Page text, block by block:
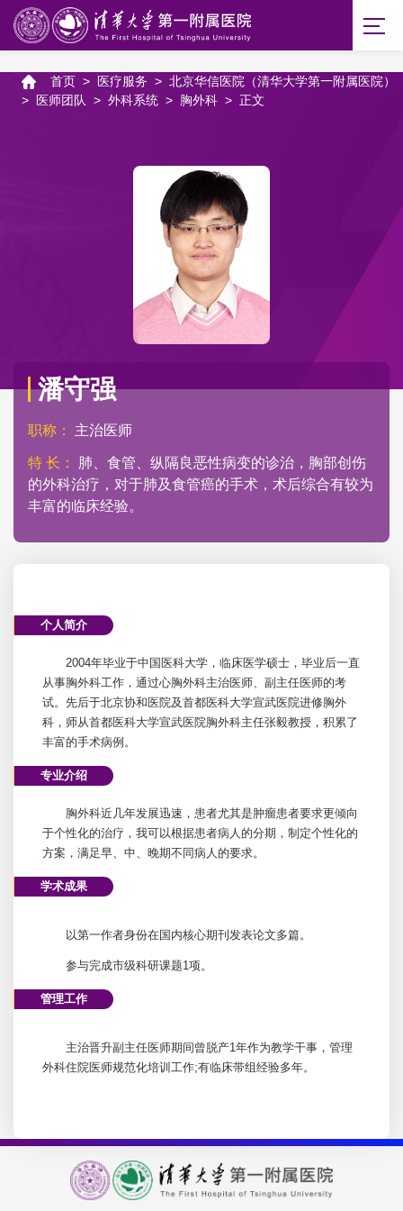
首页 > 医疗服务 > 北京华信医院（清华大学第一附属医院）
>
医师团队 > 外科系统 > 胸外科 > 正文
潘守强
职称： 主治医师
特 长：
肺、食管、纵隔良恶性病变的诊治，胸部创伤
的外科治疗，对于肺及食管癌的手术，术后综合有较为
丰富的临床经验。
个人简介
2004年毕业于中国医科大学，临床医学硕士，毕业后一直
从事胸外科工作，通过心胸外科主治医师、副主任医师的考
试。先后于北京协和医院及首都医科大学宣武医院进修胸外
科 ，师从首都医科大学宣武医院胸外科主任张毅教授，积累了
丰富的手术病例。
专业介绍
胸外科近几年发展迅速，患者尤其是肿瘤患者要求更倾向
于个性化的治疗，我可以根据患者病人的分期，制定个性化的
方案，满足早、中、晚期不同病人的要求。
学术成果
以第一作者身份在国内核心期刊发表论文多篇。
参与完成市级科研课题1项。
管理工作
主治晋升副主任医师期间曾脱产1年作为教学干事，管理
外科住院医师规范化培训工作;有临床带组经验多年。